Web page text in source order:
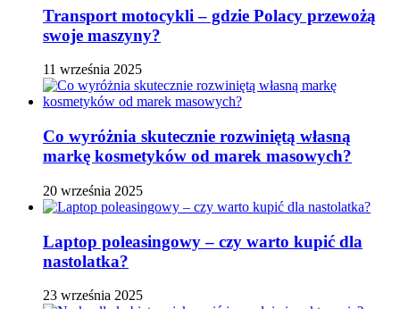
Transport motocykli – gdzie Polacy przewożą
swoje maszyny?
11 września 2025
Co wyróżnia skutecznie rozwiniętą własną
markę kosmetyków od marek masowych?
20 września 2025
Laptop poleasingowy – czy warto kupić dla
nastolatka?
23 września 2025